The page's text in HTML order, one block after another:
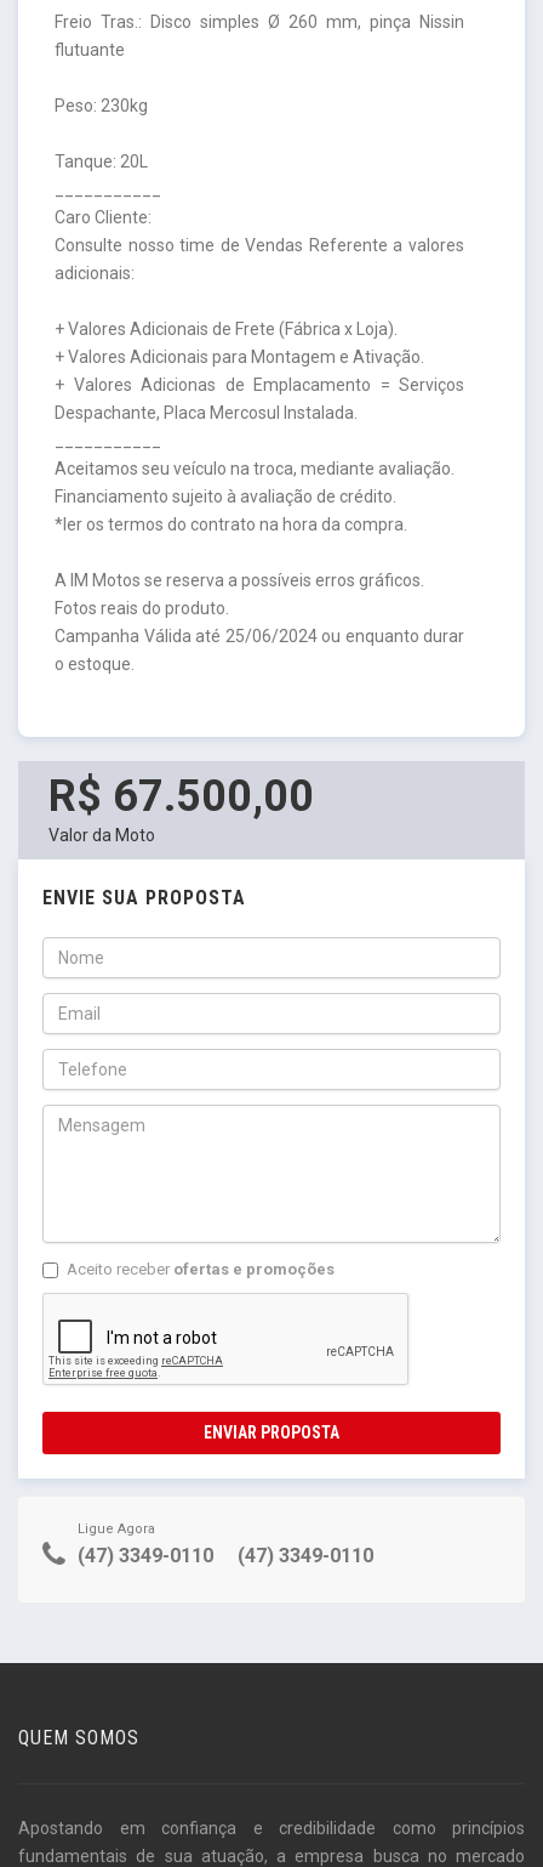
Freio Tras.: Disco simples Ø 260 mm, pinça Nissin
flutuante
Peso: 230kg
Tanque: 20L
Caro Cliente:
Consulte nosso time de Vendas Referente a valores
adicionais:
+ Valores Adicionais de Frete (Fábrica x Loja).
+ Valores Adicionais para Montagem e Ativação.
+ Valores Adicionas de Emplacamento = Serviços
Despachante, Placa Mercosul Instalada.
Aceitamos seu veículo na troca, mediante avaliação.
Financiamento sujeito à avaliação de crédito.
*ler os termos do contrato na hora da compra.
A IM Motos se reserva a possíveis erros gráficos.
Fotos reais do produto.
Campanha Válida até 25/06/2024 ou enquanto durar
o estoque.
R$ 67.500,00
Valor da Moto
ENVIE SUA PROPOSTA
Aceito receber ofertas e promoções
ENVIAR PROPOSTA
Ligue Agora
(47) 3349-0110 (47) 3349-0110
QUEM SOMOS
Apostando em confiança e credibilidade como princípios
fundamentais de sua atuação, a empresa busca no mercado